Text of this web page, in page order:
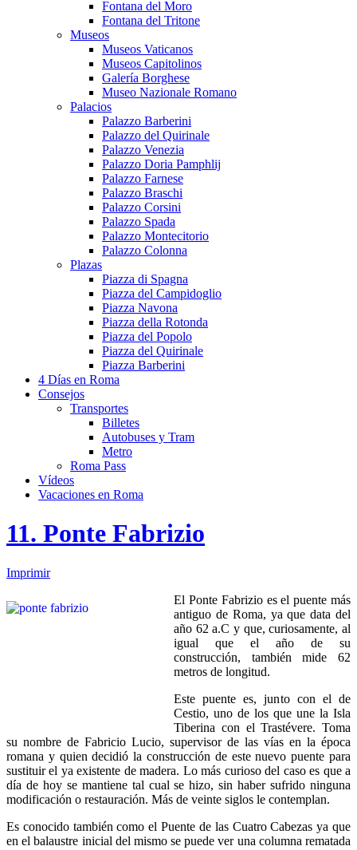
Fontana del Moro
Fontana del Tritone
Museos
Museos Vaticanos
Museos Capitolinos
Galería Borghese
Museo Nazionale Romano
Palacios
Palazzo Barberini
Palazzo del Quirinale
Palazzo Venezia
Palazzo Doria Pamphlij
Palazzo Farnese
Palazzo Braschi
Palazzo Corsini
Palazzo Spada
Palazzo Montecitorio
Palazzo Colonna
Plazas
Piazza di Spagna
Piazza del Campidoglio
Piazza Navona
Piazza della Rotonda
Piazza del Popolo
Piazza del Quirinale
Piazza Barberini
4 Días en Roma
Consejos
Transportes
Billetes
Autobuses y Tram
Metro
Roma Pass
Vídeos
Vacaciones en Roma
11. Ponte Fabrizio
Imprimir
El Ponte Fabrizio es el puente más
antiguo de Roma, ya que data del
año 62 a.C y que, curiosamente, al
igual que el año de su
construcción, también mide 62
metros de longitud.
Este puente es, junto con el de
Cestio, uno de los que une la Isla
Tiberina con el Trastévere. Toma
su nombre de Fabricio Lucio, supervisor de las vías en la época
romana y quien decidió la construcción de este nuevo puente para
sustituir el ya existente de madera. Lo más curioso del caso es que a
día de hoy se mantiene tal cual se hizo, sin haber sufrido ninguna
modificación o restauración. Más de veinte siglos le contemplan.
Es conocido también como el Puente de las Cuatro Cabezas ya que
en el balaustre inicial del mismo se puede ver una columna rematada